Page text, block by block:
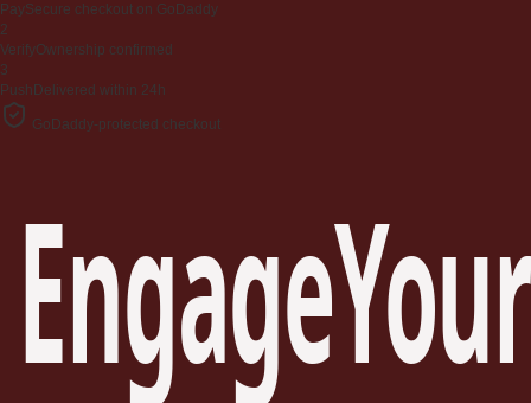
PaySecure checkout on GoDaddy
2
VerifyOwnership confirmed
3
Push Delivered within 24h
GoDaddy-protected checkout